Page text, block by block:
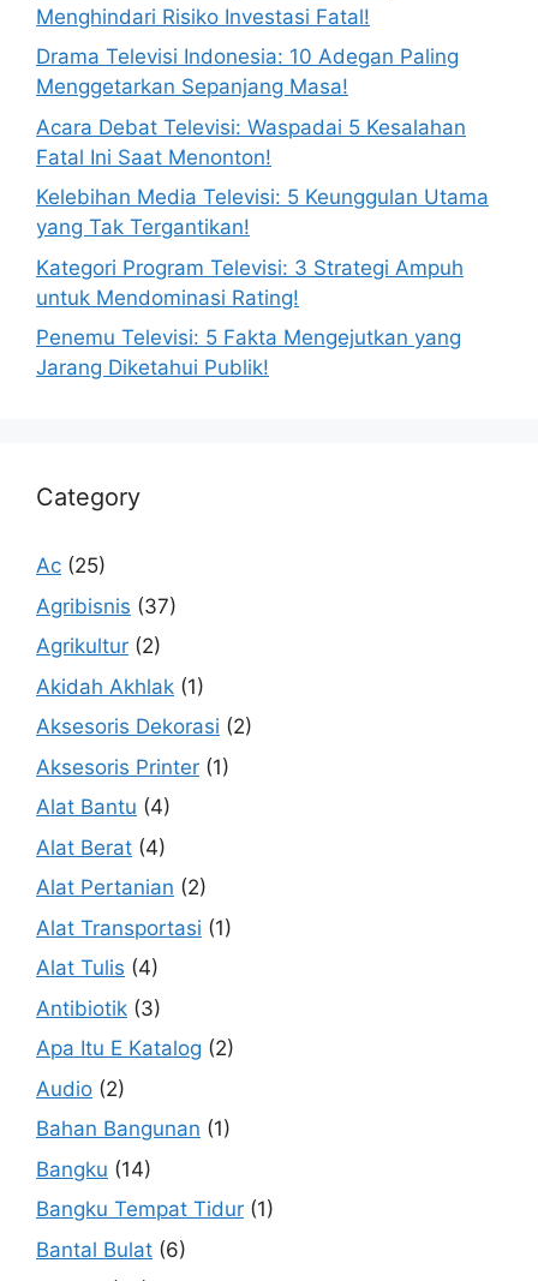
Menghindari Risiko Investasi Fatal!
Drama Televisi Indonesia: 10 Adegan Paling
Menggetarkan Sepanjang Masa!
Acara Debat Televisi: Waspadai 5 Kesalahan
Fatal Ini Saat Menonton!
Kelebihan Media Televisi: 5 Keunggulan Utama
yang Tak Tergantikan!
Kategori Program Televisi: 3 Strategi Ampuh
untuk Mendominasi Rating!
Penemu Televisi: 5 Fakta Mengejutkan yang
Jarang Diketahui Publik!
Category
Ac (25)
Agribisnis (37)
Agrikultur (2)
Akidah Akhlak (1)
Aksesoris Dekorasi (2)
Aksesoris Printer (1)
Alat Bantu (4)
Alat Berat (4)
Alat Pertanian (2)
Alat Transportasi (1)
Alat Tulis (4)
Antibiotik (3)
Apa Itu E Katalog (2)
Audio (2)
Bahan Bangunan (1)
Bangku (14)
Bangku Tempat Tidur (1)
Bantal Bulat (6)